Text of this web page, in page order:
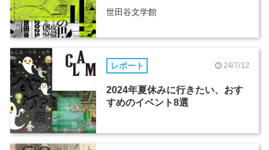
世田谷文学館
レポート 24/7/12
2024年夏休みに行きたい、おす
すめのイベント8選